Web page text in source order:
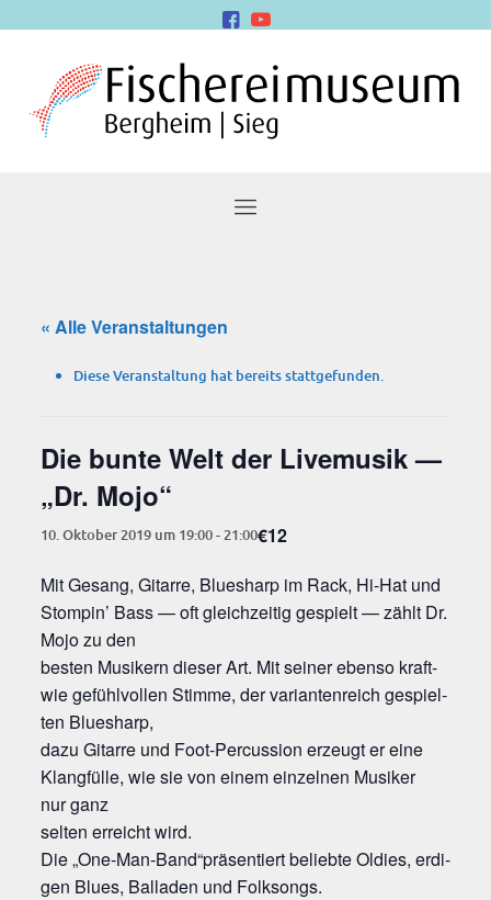
« Alle Veranstaltungen
Diese Veranstaltung hat bereits stattgefunden.
Die bun­te Welt der Live­mu­sik —
„Dr. Mojo“
10. Oktober 2019 um 19:00-21:00€12
Mit Gesang, Gitar­re, Bluesharp im Rack, Hi-Hat und
Stom­pin’ Bass — oft gleich­zei­tig gespielt — zählt Dr.
Mojo zu den
bes­ten Musi­kern die­ser Art. Mit sei­ner eben­so kraft-
wie gefühl­vol­len Stim­me, der vari­an­ten­reich gespiel­
ten Bluesharp,
dazu Gitar­re und Foot-Per­cus­sion erzeugt er eine
Klang­fül­le, wie sie von einem ein­zel­nen Musi­ker
nur ganz
sel­ten erreicht wird.
Die „One-Man-Band“präsentiert belieb­te Oldies, erdi­
gen Blues, Bal­la­den und Folksongs.